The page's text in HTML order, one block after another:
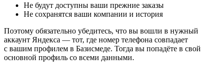
Не будут доступны ваши прежние заказы
Не сохранятся ваши компании и история
Поэтому обязательно убедитесь, что вы вошли в нужный
аккаунт Яндекса — тот, где номер телефона совпадает
с вашим профилем в Базисмеде. Тогда вы попадёте в свой
основной профиль со всеми данными.